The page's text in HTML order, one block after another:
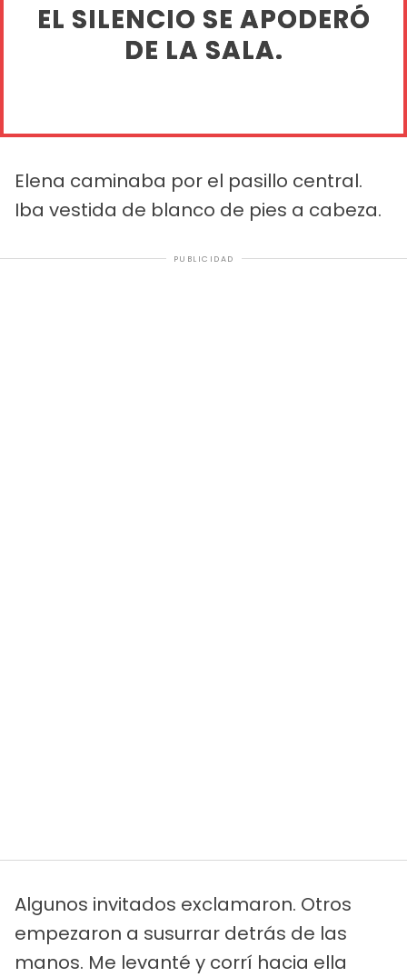
EL SILENCIO SE APODERÓ
DE LA SALA.
Elena caminaba por el pasillo central.
Iba vestida de blanco de pies a cabeza.
PUBLICIDAD
Algunos invitados exclamaron. Otros
empezaron a susurrar detrás de las
manos. Me levanté y corrí hacia ella